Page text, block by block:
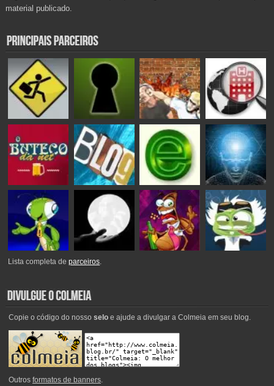
material publicado.
Lista completa deparceiros.
Copie o código do nosso seloe ajude a divulgar a Colmeia em seu blog.
Outros formatos de banners.